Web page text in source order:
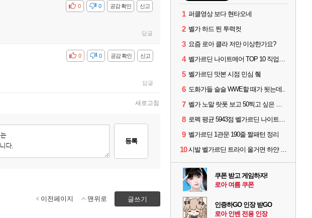
신고
공감 확인
비공감 0
0
답글
신고
공감 확인
비공감 0
0
답글
새로고침
등록
글쓰기
이전페이지 맨위로
1 퍼클영상 보다 현타오네
2 벨가 하드 찐 투력컷
3 요즘 로아 클라 저만 이상한가요?
4 벨가르딘 나이트메어 TOP 10 직업별 분포
5 벨가르딘 맛본 시점 민심 췤
6 도화가들 슬슬 WWE할 때가 됫는데..
7 벨가 노말 랏폿 보고 50찍고 싶은 폿들
8 로펙 평균 5943점 벨가르딘 나이트메어 1관 클리어
9 벨가르딘 1관문 190줄 짤패턴 정리
10 시발 벨가르딘 트라이 올거면 하얀 옷 입고오세요
쿠폰 받고 게임하자!
로아 여름 쿠폰
인증하GO 인장 받GO
로아 인벤 전용 인장